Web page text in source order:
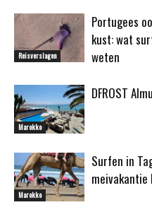
Reisverslagen
Portugees
kust: wat
weten
Marokko
DFROST
Marokko
Surfen in